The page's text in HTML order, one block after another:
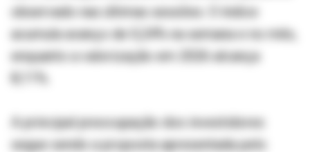
observado nas últimas sessões. O índice
acumula avanço de 0,24% na semana e no mês,
enquanto a valorização em 2026 alcança
A principal preocupação dos investidores
segue sendo a proposta apresentada pelo